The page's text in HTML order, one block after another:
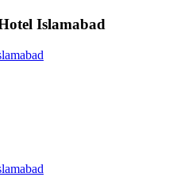
Islamabad